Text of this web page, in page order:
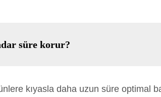
süre korur?
kıyasla daha uzun süre optimal